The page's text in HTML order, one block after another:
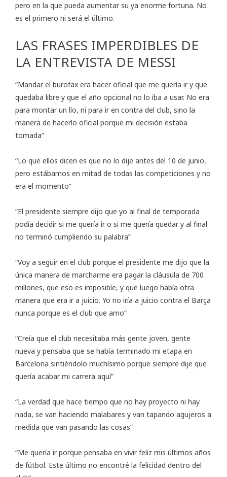
pero en la que pueda aumentar su ya enorme fortuna. No
es el primero ni será el último.
LAS FRASES IMPERDIBLES DE
LA ENTREVISTA DE MESSI
“Mandar el burofax era hacer oficial que me quería ir y que
quedaba libre y que el año opcional no lo iba a usar. No era
para montar un lío, ni para ir en contra del club, sino la
manera de hacerlo oficial porque mi decisión estaba
tomada”
“Lo que ellos dicen es que no lo dije antes del 10 de junio,
pero estábamos en mitad de todas las competiciones y no
era el momento”
“El presidente siempre dijo que yo al final de temporada
podía decidir si me quería ir o si me quería quedar y al final
no terminó cumpliendo su palabra”
“Voy a seguir en el club porque el presidente me dijo que la
única manera de marcharme era pagar la cláusula de 700
millones, que eso es imposible, y que luego había otra
manera que era ir a juicio. Yo no iría a juicio contra el Barça
nunca porque es el club que amo”
“Creía que el club necesitaba más gente joven, gente
nueva y pensaba que se había terminado mi etapa en
Barcelona sintiéndolo muchísimo porque siempre dije que
quería acabar mi carrera aquí”
“La verdad que hace tiempo que no hay proyecto ni hay
nada, se van haciendo malabares y van tapando agujeros a
medida que van pasando las cosas”
“Me quería ir porque pensaba en vivir feliz mis últimos años
de fútbol. Este último no encontré la felicidad dentro del